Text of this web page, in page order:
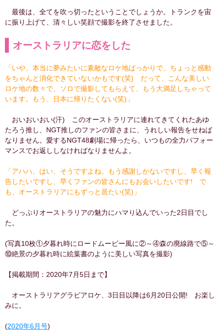
最後は、全てを吹っ切ったということでしょうか。トランクを宙
に振り上げて、清々しい笑顔で撮影を終了させました。
オーストラリアに恋をした
「いや、本当に夢みたいに素敵なロケ地ばっかりで、ちょっと感動
をちゃんと消化できていないかもです(笑) だって、こんな美しい
ロケ地の数々で、ソロで撮影してもらえて、もう大満足しちゃって
います。もう、日本に帰りたくない(笑)」
おいおいおい(汗) このオーストラリアに連れてきてくれたあゆ
たろう推し、NGT推しのファンの皆さまに、うれしい報告をせねば
なりません。愛するNGT48劇場に帰ったら、いつもの全力パフォー
マンスでお返ししなければなりませんよ。
「アハハ、はい、そうですよね。もう感謝しかないですし、早く報
告したいですし、早くファンの皆さんにもお会いしたいです! で
も、オーストラリアにもずっと居たい(笑)」
どっぷりオーストラリアの魅力にハマり込んでいった2日目でし
た。
(写真10枚①夕暮れ時にロードムービー風に②～④森の廃線路で⑤～
⑩絶景の夕暮れ時に絵葉書のように美しい写真を撮影)
【掲載期間：2020年7月5日まで】
オーストラリアグラビアロケ、3日目以降は6月20日公開! お楽し
みに。
(2020年6月号)